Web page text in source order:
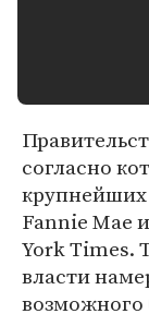
согласно
крупнейших
Fannie Mae
York Times.
власти
возможного